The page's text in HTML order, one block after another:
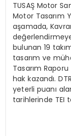
TUSAŞ Motor
Motor Tasarım
aşamada,
değerlendirmeye
bulunan 19
tasarım ve
Tasarım
hak kazandı.
yeterli puanı
tarihlerinde TEI